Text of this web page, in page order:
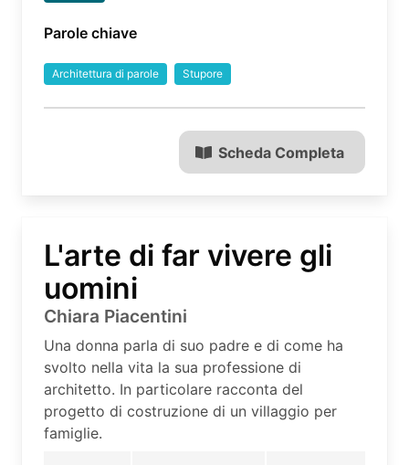
Parole chiave
Architettura di parole Stupore
Scheda Completa
L'arte di far vivere gli
uomini
Chiara Piacentini
Una donna parla di suo padre e di come ha
svolto nella vita la sua professione di
architetto. In particolare racconta del
progetto di costruzione di un villaggio per
famiglie.